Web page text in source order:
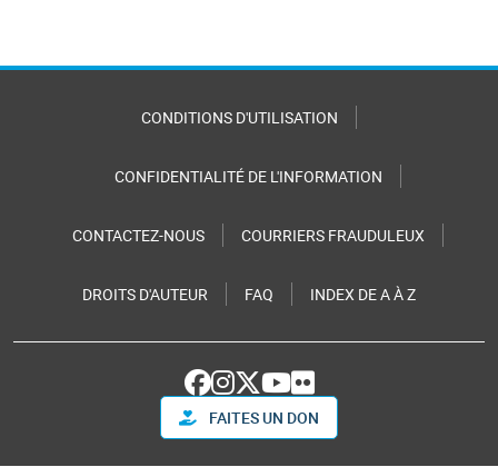
CONDITIONS D'UTILISATION
CONFIDENTIALITÉ DE L'INFORMATION
CONTACTEZ-NOUS COURRIERS FRAUDULEUX
DROITS D'AUTEUR FAQ INDEX DE A À Z
FAITES UN DON